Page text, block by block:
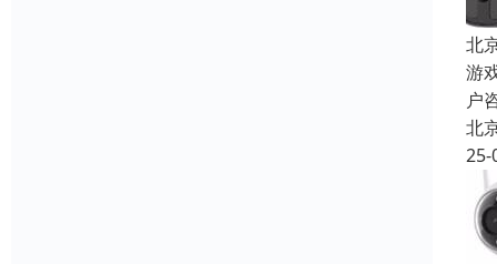
北
游
户
北
25-